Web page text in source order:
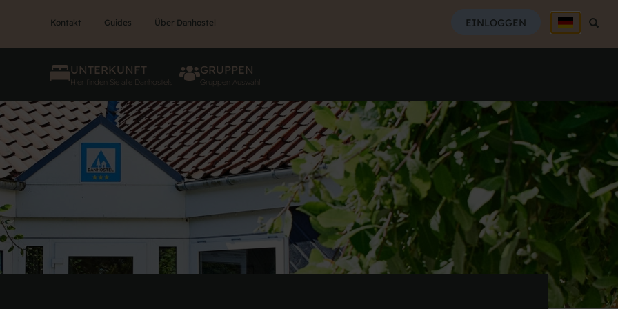
Suche
EINLOGGEN
Kontakt Guides Über Danhostel
UNTERKUNFT
Hier finden Sie alle Danhostels
GRUPPEN
Gruppen Auswahl